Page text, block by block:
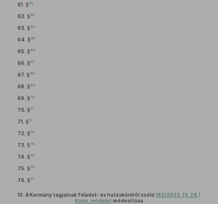
61. § 62
62. § 63
63. § 64
64. § 65
65. § 66
66. § 67
67. § 68
68. § 69
69. §70
70. §71
71. §72
72. §73
73. §74
74. §75
75. §76
76. §77
10. A Kormány tagjainak feladat- és hatásköréről szóló 182/2022. (V. 24.)
Korm. rendelet módosítása